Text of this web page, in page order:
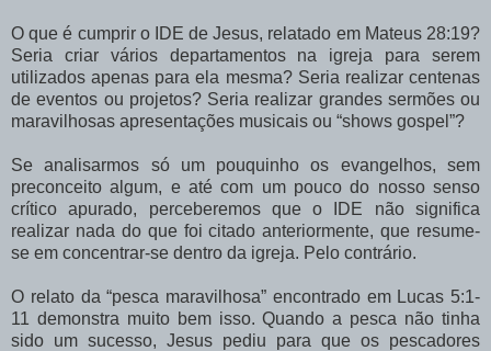
O que é cumprir o IDE de Jesus, relatado em Mateus 28:19?
Seria criar vários departamentos na igreja para serem
utilizados apenas para ela mesma? Seria realizar centenas
de eventos ou projetos? Seria realizar grandes sermões ou
maravilhosas apresentações musicais ou “shows gospel”?
Se analisarmos só um pouquinho os evangelhos, sem
preconceito algum, e até com um pouco do nosso senso
crítico apurado, perceberemos que o IDE não significa
realizar nada do que foi citado anteriormente, que resume-
se em concentrar-se dentro da igreja. Pelo contrário.
O relato da “pesca maravilhosa” encontrado em Lucas 5:1-
11 demonstra muito bem isso. Quando a pesca não tinha
sido um sucesso, Jesus pediu para que os pescadores